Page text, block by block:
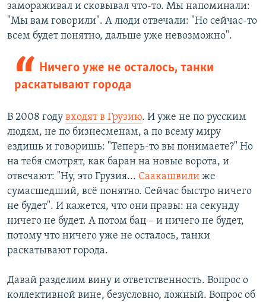
замораживал и сковывал что-то. Мы напоминали:
"Мы вам говорили". А люди отвечали: "Но сейчас-то
всем будет понятно, дальше уже невозможно".
Ничего уже не осталось, танки
раскатывают города
В 2008 году входят в Грузию. И уже не по русским
людям, не по бизнесменам, а по всему миру
ездишь и говоришь: "Теперь-то вы понимаете?" Но
на тебя смотрят, как баран на новые ворота, и
отвечают: "Ну, это Грузия... Саакашвили же
сумасшедший, всё понятно. Сейчас быстро ничего
не будет". И кажется, что они правы: на секунду
ничего не будет. А потом бац – и ничего не будет,
потому что ничего уже не осталось, танки
раскатывают города.
Давай разделим вину и ответственность. Вопрос о
коллективной вине, безусловно, ложный. Вопрос об